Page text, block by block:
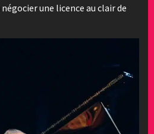
une licence au clair de